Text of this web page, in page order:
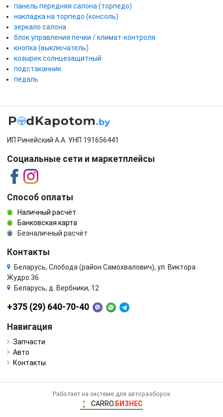
панель передняя салона (торпедо)
накладка на торпедо (консоль)
зеркало салона
блок управления печки / климат-контроля
кнопка (выключатель)
козырек солнцезащитный
подстаканник
педаль
ИП Ринейский А.А. УНП 191656441
Социальные сети и маркетплейсы
Способ оплаты
Наличный расчёт
Банковская карта
Безналичный расчёт
Контакты
Беларусь, Слобода (район Самохвалович), ул. Виктора
Жудро 36
Беларусь, д. Вербники, 12
+375 (29) 640-70-40
Навигация
Запчасти
Авто
Контакты
Работает на системе для авторазборок
CARRO. БИЗНЕС